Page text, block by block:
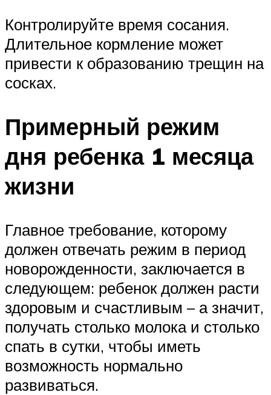
Контролируйте время сосания.
Длительное кормление может
привести к образованию трещин на
сосках.
Примерный режим
дня ребенка 1 месяца
жизни
Главное требование, которому
должен отвечать режим в период
новорожденности, заключается в
следующем: ребенок должен расти
здоровым и счастливым – а значит,
получать столько молока и столько
спать в сутки, чтобы иметь
возможность нормально
развиваться.